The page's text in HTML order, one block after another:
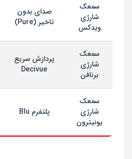
سمعک
شارژی
ویدکس
صدای بدون
تاخیر (Pure)
سمعک
شارژی
برنافن
پردازش سریع
Decivue
سمعک
شارژی
یونیترون
پلتفرم Blu